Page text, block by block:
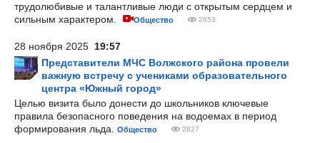
трудолюбивые и талантливые люди с открытым сердцем и
сильным характером.
Общество 2653
28 ноября 2025 19:57
Представители МЧС Волжского района провели
важную встречу с учениками образовательного
центра «Южный город»
Целью визита было донести до школьников ключевые
правила безопасного поведения на водоемах в период
формирования льда.
Общество 2827